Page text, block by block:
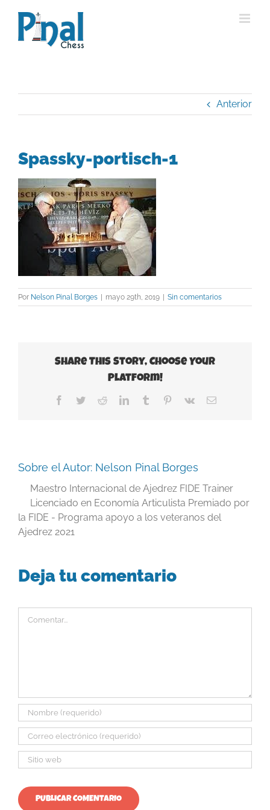
contenido
Anterior
Spassky-portisch-1
Por Nelson Pinal Borges | mayo 29th, 2019 | Sin comentarios
Share This Story, Choose Your
Platform!
Facebook
TwitterRedditLinkedInTumblr Pinterest
Vk
Correo
Sobre el Autor: Nelson Pinal Borges
Maestro Internacional de Ajedrez FIDE Trainer
Licenciado en Economía Articulista Premiado por
la FIDE - Programa apoyo a los veteranos del
Ajedrez 2021
Deja tu comentario